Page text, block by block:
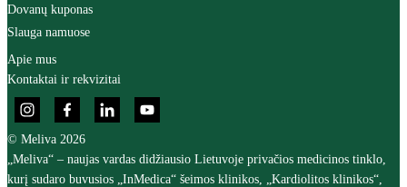
Dovanų kuponas
Slauga namuose
Apie mus
Kontaktai ir rekvizitai
© Meliva 2026
„Meliva“ – naujas vardas didžiausio Lietuvoje privačios medicinos tinklo,
kurį sudaro buvusios „InMedica“ šeimos klinikos, „Kardiolitos klinikos“,